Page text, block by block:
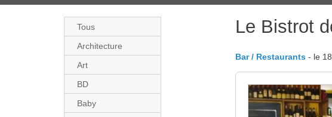
Tous
Architecture
Art
BD
Baby
Le Bistrot
Bar / Restaurants- le